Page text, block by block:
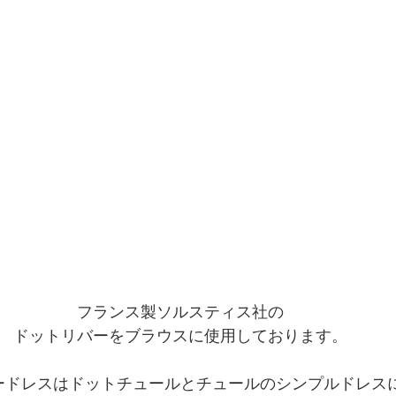
フランス製ソルスティス社の
ドットリバーをブラウスに使用しております。
ドレスはドットチュールとチュールのシンプルドレス